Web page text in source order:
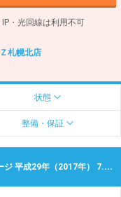
・光回線は利用不可
札幌北店
状態
整備・保証
年） 7.1万km 北海道札幌市北区)